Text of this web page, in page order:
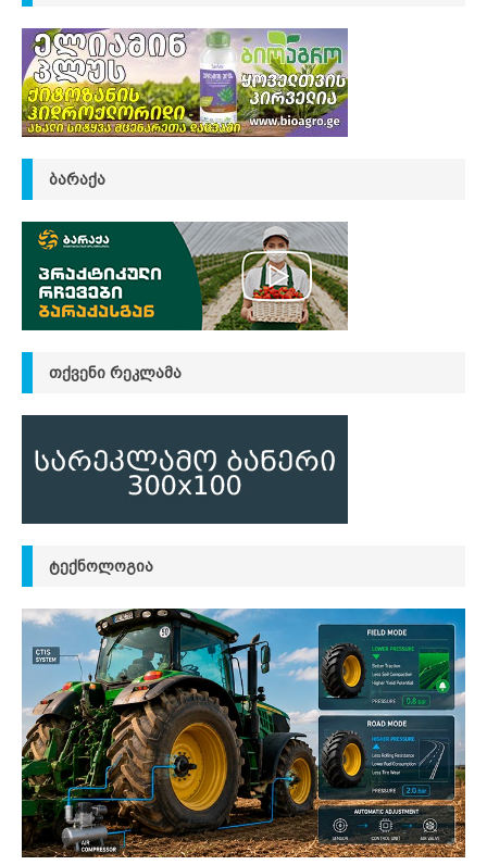
ᲑᲐᲠᲐᲥᲐ
ᲗᲥᲕᲔᲜᲘ ᲠᲔᲙᲚᲐᲛᲐ
ᲢᲔᲥᲜᲝᲚᲝᲒᲘᲐ